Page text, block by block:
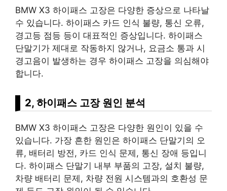
BMW X3 하이패스 고장은 다양한 증상으로 나타날
수 있습니다. 하이패스 카드 인식 불량, 통신 오류,
경고등 점등 등이 대표적인 증상입니다. 하이패스
단말기가 제대로 작동하지 않거나, 요금소 통과 시
경고음이 발생하는 경우 하이패스 고장을 의심해야
합니다.
2, 하이패스 고장 원인 분석
BMW X3 하이패스 고장은 다양한 원인이 있을 수
있습니다. 가장 흔한 원인은 하이패스 단말기의 오
류, 배터리 방전, 카드 인식 문제, 통신 장애 등입니
다. 하이패스 단말기 내부 부품의 고장, 설치 불량,
차량 배터리 문제, 차량 전원 시스템과의 호환성 문